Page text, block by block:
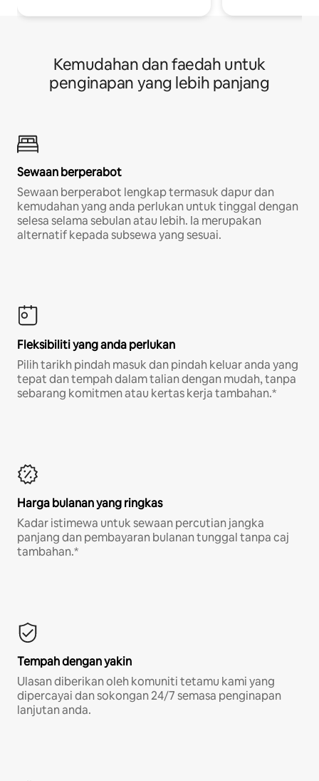
Kemudahan dan faedah untuk
penginapan yang lebih panjang
Sewaan berperabot
Sewaan berperabot lengkap termasuk dapur dan
kemudahan yang anda perlukan untuk tinggal dengan
selesa selama sebulan atau lebih. Ia merupakan
alternatif kepada subsewa yang sesuai.
Fleksibiliti yang anda perlukan
Pilih tarikh pindah masuk dan pindah keluar anda yang
tepat dan tempah dalam talian dengan mudah, tanpa
sebarang komitmen atau kertas kerja tambahan.*
Harga bulanan yang ringkas
Kadar istimewa untuk sewaan percutian jangka
panjang dan pembayaran bulanan tunggal tanpa caj
tambahan.*
Tempah dengan yakin
Ulasan diberikan oleh komuniti tetamu kami yang
dipercayai dan sokongan 24/7 semasa penginapan
lanjutan anda.